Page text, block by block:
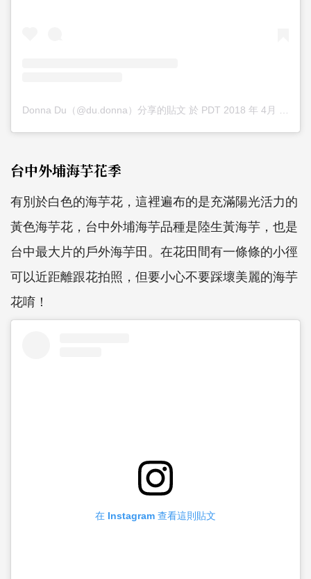
Donna Du（@du.donna）分享的貼文 於 PDT 2018 年 4月 月 22 日 上午 1:00
台中外埔海芋花季
有別於白色的海芋花，這裡遍布的是充滿陽光活力的
黃色海芋花，台中外埔海芋品種是陸生黃海芋，也是
台中最大片的戶外海芋田。在花田間有一條條的小徑
可以近距離跟花拍照，但要小心不要踩壞美麗的海芋
花唷！
在 Instagram 查看這則貼文